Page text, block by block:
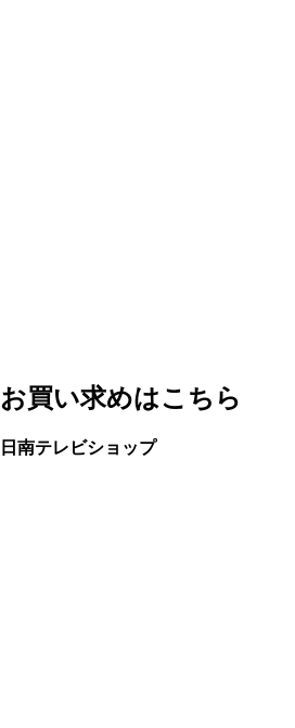
お買い求めはこちら
日南テレビショップ